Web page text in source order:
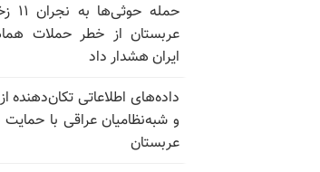
عربستان از خطر حملات
ایران هشدار داد
داده‌های اطلاعاتی تکان‌دهنده
و شبه‌نظامیان عراقی با
عربستان